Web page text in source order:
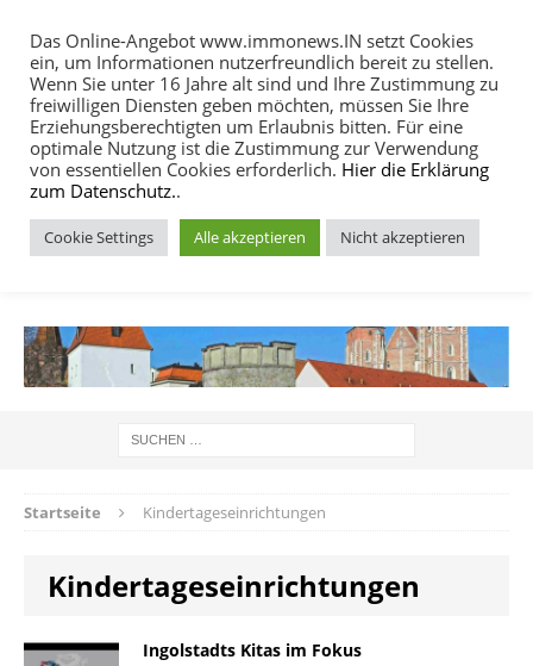
MENU
Startseite Kindertageseinrichtungen
Kindertageseinrichtungen
Ingolstadts Kitas im Fokus
Das Online-Angebot www.immonews.IN setzt Cookies
ein, um Informationen nutzerfreundlich bereit zu stellen.
Wenn Sie unter 16 Jahre alt sind und Ihre Zustimmung zu
freiwilligen Diensten geben möchten, müssen Sie Ihre
Erziehungsberechtigten um Erlaubnis bitten. Für eine
optimale Nutzung ist die Zustimmung zur Verwendung
von essentiellen Cookies erforderlich. Hier die Erklärung
zum Datenschutz..
Cookie Settings Alle akzeptieren Nicht akzeptieren